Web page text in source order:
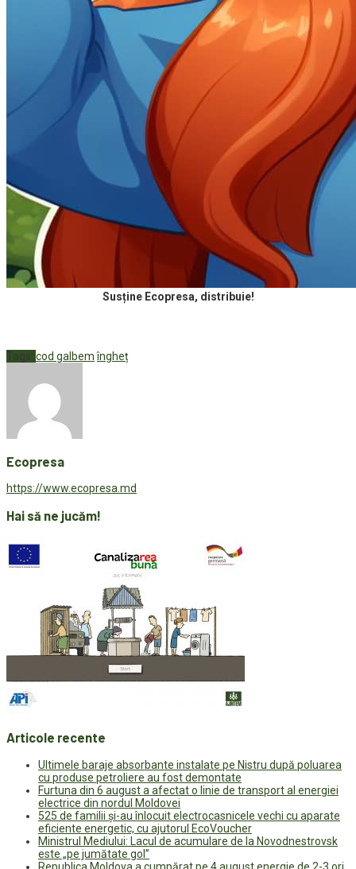
Susține Ecopresa, distribuie!
Tags: cod galbem îngheț
Ecopresa
https://www.ecopresa.md
Hai să ne jucăm!
Articole recente
Ultimele baraje absorbante instalate pe Nistru după poluarea
cu produse petroliere au fost demontate
Furtuna din 6 august a afectat o linie de transport al energiei
electrice din nordul Moldovei
525 de familii și-au înlocuit electrocasnicele vechi cu aparate
eficiente energetic, cu ajutorul EcoVoucher
Ministrul Mediului: Lacul de acumulare de la Novodnestrovsk
este „pe jumătate gol”